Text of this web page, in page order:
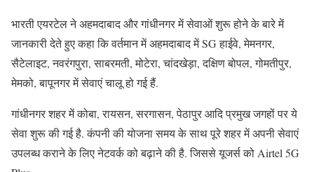
भारती एयरटेल ने अहमदाबाद और गांधीनगर में सेवाओं शुरू होने के बारे में
जानकारी देते हुए कहा कि वर्तमान में अहमदाबाद में SG हाईवे, मेमनगर,
सैटेलाइट, नवरंगपुरा, साबरमती, मोटेरा, चांदखेड़ा, दक्षिण बोपल, गोमतीपुर,
मेमको, बापूनगर में सेवाएं चालू हो गई हैं.
गांधीनगर शहर में कोबा, रायसन, सरगासन, पेठापुर आदि प्रमुख जगहों पर ये
सेवा शुरू की गई है. कंपनी की योजना समय के साथ पूरे शहर में अपनी सेवाएं
उपलब्ध कराने के लिए नेटवर्क को बढ़ाने की है. जिससे यूजर्स को Airtel 5G